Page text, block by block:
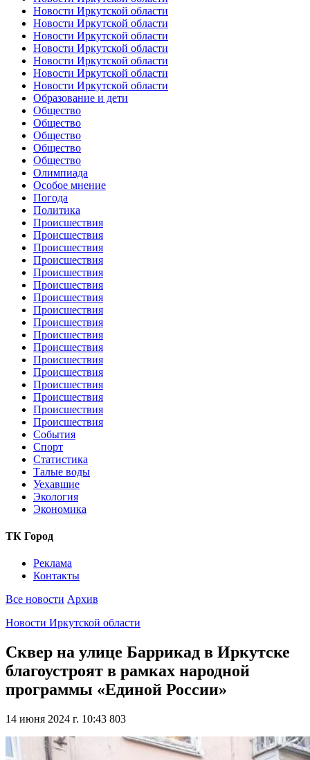
Новости Иркутской области
Новости Иркутской области
Новости Иркутской области
Новости Иркутской области
Новости Иркутской области
Новости Иркутской области
Новости Иркутской области
Образование и дети
Общество
Общество
Общество
Общество
Общество
Олимпиада
Особое мнение
Погода
Политика
Происшествия
Происшествия
Происшествия
Происшествия
Происшествия
Происшествия
Происшествия
Происшествия
Происшествия
Происшествия
Происшествия
Происшествия
Происшествия
Происшествия
Происшествия
Происшествия
Происшествия
События
Спорт
Статистика
Талые воды
Уехавшие
Экология
Экономика
ТК Город
Реклама
Контакты
Все новости Архив
Новости Иркутской области
Сквер на улице Баррикад в Иркутске
благоустроят в рамках народной
программы «Единой России»
14 июня 2024 г. 10:43 803